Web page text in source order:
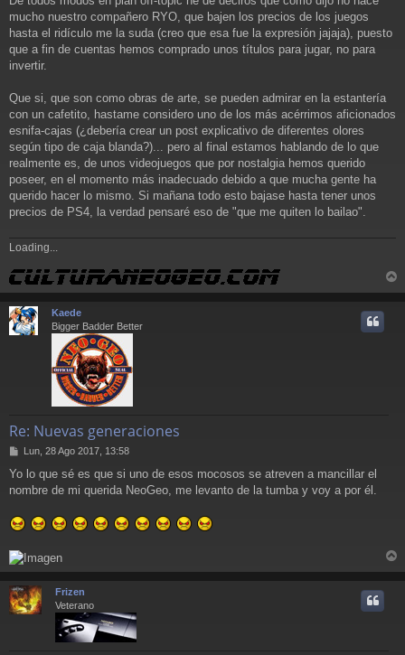
mucho nuestro compañero RYO, que bajen los precios de los juegos
hasta el ridículo me la suda (creo que esa fue la expresión jajaja), puesto
que a fin de cuentas hemos comprado unos títulos para jugar, no para
invertir.
Que si, que son como obras de arte, se pueden admirar en la estantería
con un cafetito, hastame considero uno de los más acérrimos aficionados
esnifa-cajas (¿debería crear un post explicativo de diferentes olores
según tipo de caja blanda?)... pero al final estamos hablando de lo que
realmente es, de unos videojuegos que por nostalgia hemos querido
poseer, en el momento más inadecuado debido a que mucha gente ha
querido hacer lo mismo. Si mañana todo esto bajase hasta tener unos
precios de PS4, la verdad pensaré eso de "que me quiten lo bailao".
Loading...
r
Kaede
Bigger Badder Better
Re: Nuevas generaciones
M
n
s
j
e
Lun, 28 Ago 2017, 13:58
Yo lo que sé es que si uno de esos mocosos se atreven a mancillar el
nombre de mi querida NeoGeo, me levanto de la tumba y voy a por él.
r
Frizen
Veterano